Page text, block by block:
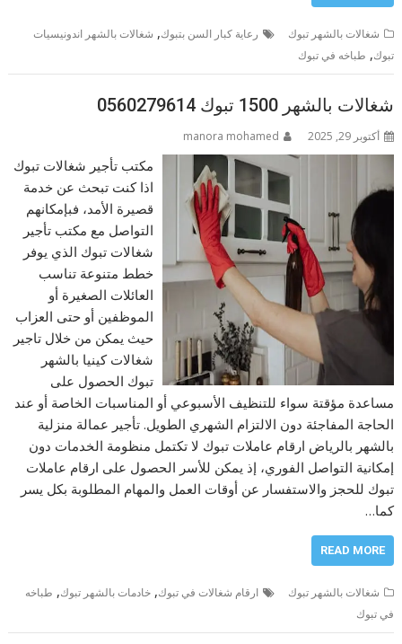
شغالات بالشهر تبوك رعاية كبار السن بتبوك, شغالات بالشهر اندونيسيات
تبوك, طباخه في تبوك
شغالات بالشهر 1500 تبوك 0560279614
أكتوبر 29, 2025 manora mohamed
مكتب تأجير شغالات تبوك
اذا كنت تبحث عن خدمة
قصيرة الأمد، فبإمكانهم
التواصل مع مكتب تأجير
شغالات تبوك الذي يوفر
خطط متنوعة تناسب
العائلات الصغيرة أو
الموظفين أو حتى العزاب
حيث يمكن من خلال تاجير
شغالات كينيا بالشهر
تبوك الحصول على
مساعدة مؤقتة سواء للتنظيف الأسبوعي أو المناسبات الخاصة أو عند
الحاجة المفاجئة دون الالتزام الشهري الطويل. تأجير عمالة منزلية
بالشهر بالرياض ارقام عاملات تبوك لا تكتمل منظومة الخدمات دون
إمكانية التواصل الفوري، إذ يمكن للأسر الحصول على ارقام عاملات
تبوك للحجز والاستفسار عن أوقات العمل والمهام المطلوبة بكل يسر
كما…
READ MORE
شغالات بالشهر تبوك ارقام شغالات في تبوك,خادمات بالشهر تبوك, طباخه
في تبوك